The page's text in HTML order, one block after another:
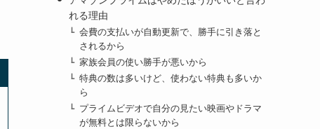
れる理由
会費の支払いが自動更新で、勝手に引き落と
されるから
家族会員の使い勝手が悪いから
特典の数は多いけど、使わない特典も多いか
ら
プライムビデオで自分の見たい映画やドラマ
が無料とは限らないから